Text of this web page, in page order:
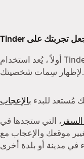
لإظهار سِمات شخصيتك.
مُستعد للبدء بالإعجاب
، التي ستجدها في
موقعك والإعجاب مع